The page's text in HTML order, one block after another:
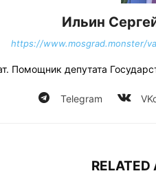
Ильин
https://www.mosgrad.monster/
Помощник депутата
Telegram
RELATED